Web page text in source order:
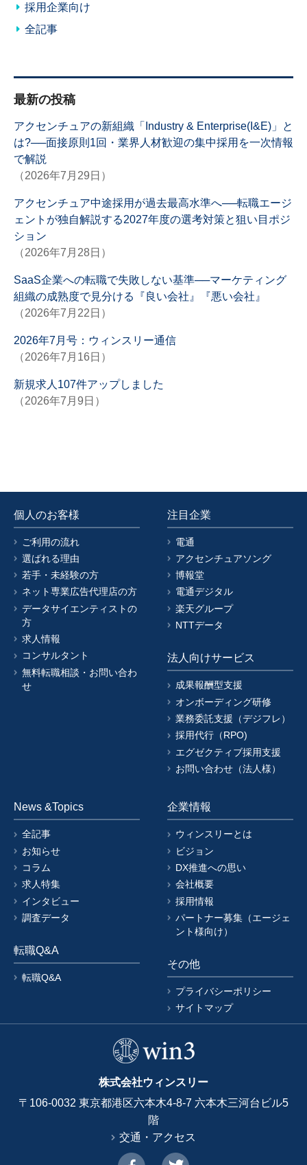
採用企業向け
全記事
最新の投稿
アクセンチュアの新組織「Industry & Enterprise(I&E)」と
は?──面接原則1回・業界人材歓迎の集中採用を一次情報
で解説
（2026年7月29日）
アクセンチュア中途採用が過去最高水準へ──転職エージ
ェントが独自解説する2027年度の選考対策と狙い目ポジ
ション
（2026年7月28日）
SaaS企業への転職で失敗しない基準──マーケティング
組織の成熟度で見分ける『良い会社』『悪い会社』
（2026年7月22日）
2026年7月号：ウィンスリー通信
（2026年7月16日）
新規求人107件アップしました
（2026年7月9日）
個人のお客様
ご利用の流れ
選ばれる理由
若手・未経験の方
ネット専業広告代理店の方
データサイエンティストの
方
求人情報
コンサルタント
無料転職相談・お問い合わ
せ
注目企業
電通
アクセンチュアソング
博報堂
電通デジタル
楽天グループ
NTTデータ
法人向けサービス
成果報酬型支援
オンボーディング研修
業務委託支援（デジフレ）
採用代行（RPO)
エグゼクティブ採用支援
お問い合わせ（法人様）
News &Topics
全記事
お知らせ
コラム
求人特集
インタビュー
調査データ
転職Q&A
転職Q&A
企業情報
ウィンスリーとは
ビジョン
DX推進への思い
会社概要
採用情報
パートナー募集（エージェ
ント様向け）
その他
プライバシーポリシー
サイトマップ
株式会社ウィンスリー
〒106-0032 東京都港区六本木4-8-7 六本木三河台ビル5
階
交通・アクセス